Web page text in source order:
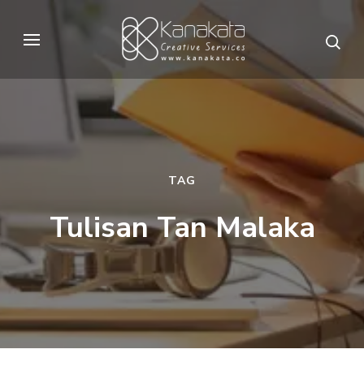
(Press
Kanakata
Creative Services
TAG
Tulisan Tan Malaka